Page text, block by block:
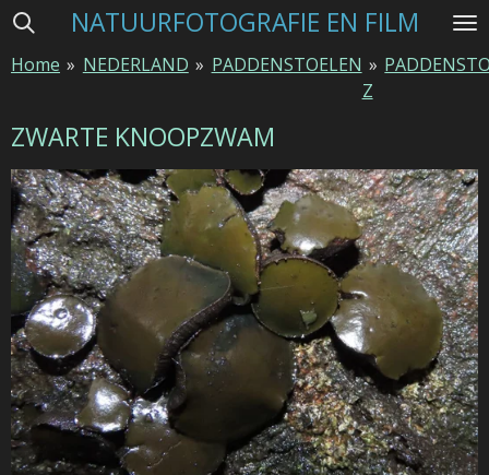
Ga
naar
hoofdinhoud
NATUURFOTOGRAFIE EN FILM
Home » NEDERLAND » PADDENSTOELEN »
Z
ZWARTE KNOOPZWAM